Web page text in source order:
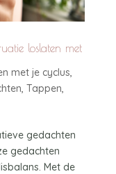
loslaten met
met je cyclus,
, Tappen,
gedachten
gedachten
Met de